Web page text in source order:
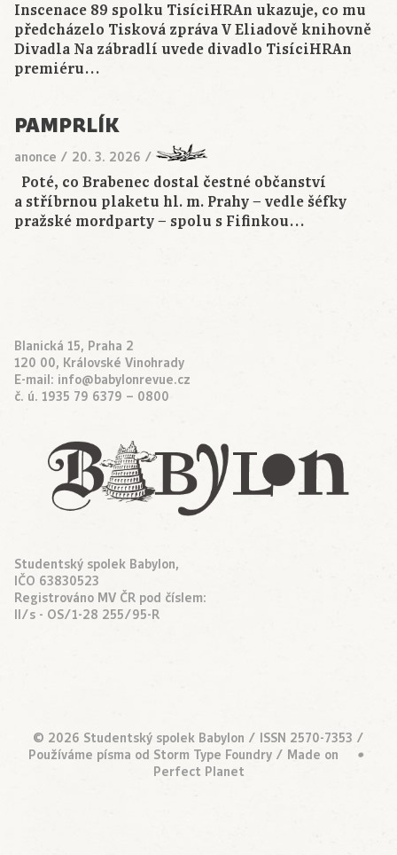
Inscenace 89 spolku TisíciHRAn ukazuje, co mu
předcházelo Tisková zpráva V Eliadově knihovně
Divadla Na zábradlí uvede divadlo TisíciHRAn
premiéru…
PAMPRLÍK
anonce / 20. 3. 2026 /
Poté, co Brabenec dostal čestné občanství
a stříbrnou plaketu hl. m. Prahy − vedle šéfky
pražské mordparty − spolu s Fifinkou…
Blanická 15, Praha 2
120 00, Královské Vinohrady
E-mail: info@babylonrevue.cz
č. ú. 1935 79 6379 – 0800
Studentský spolek Babylon,
IČO 63830523
Registrováno MV ČR pod číslem:
II/s - OS/1-28 255/95-R
© 2026 Studentský spolek Babylon / ISSN 2570-7353 /
Používáme písma od Storm Type Foundry / Made on •
Perfect Planet